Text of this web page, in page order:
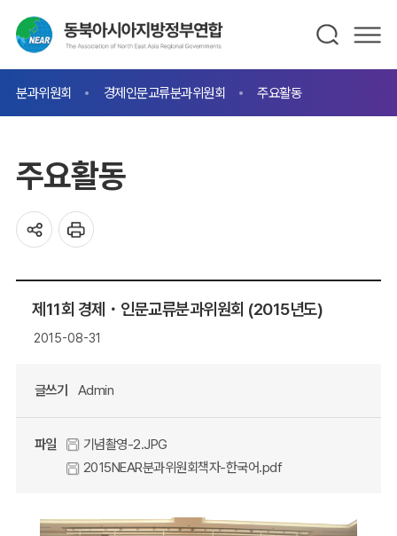
분과위원회 경제인문교류분과위원회 주요활동
주요활동
제11회 경제・인문교류분과위원회 (2015년도)
2015-08-31
글쓰기 Admin
파일
기념촬영-2.JPG
2015NEAR분과위원회책자-한국어.pdf